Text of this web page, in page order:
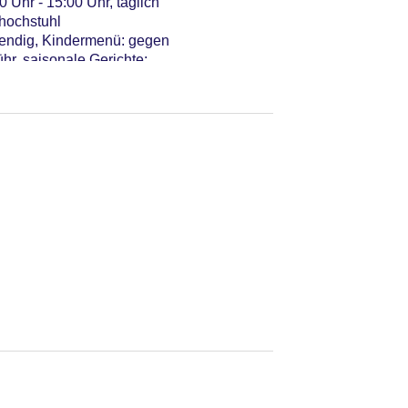
Kindermenü: gegen
saisonale Gerichte:
Do. 17:00 Uhr - 22:00
Uhr - 19:00 Uhr, mit